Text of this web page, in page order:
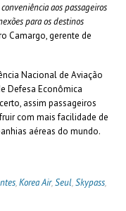
aos passageiros
para os destinos
Camargo, gerente de
Nacional de Aviação
Defesa Econômica
assim passageiros
com mais facilidade de
aéreas do mundo.
,Korea Air,Seul,Skypass,